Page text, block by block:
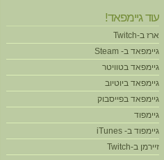
עוד גיימפאד!
ארז ב-Twitch
גיימפאד ב- Steam
גיימפאד בטוויטר
גיימפאד ביוטיוב
גיימפאד בפייסבוק
גיימפוד
גיימפוד ב- iTunes
זיירמן ב-Twitch